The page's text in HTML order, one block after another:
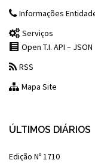
Informações
Serviços
Open T.I. API – JSON
RSS
Mapa Site
ÚLTIMOS DIÁRIOS
Edição Nº 1710